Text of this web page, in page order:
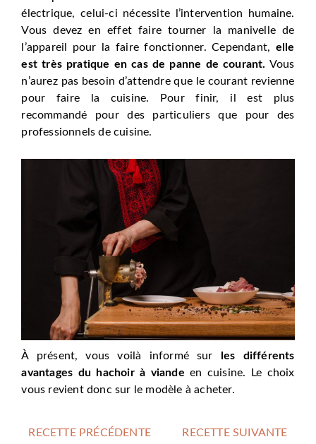
électrique, celui-ci nécessite l’intervention humaine.
Vous devez en effet faire tourner la manivelle de
l’appareil pour la faire fonctionner. Cependant, elle
est très pratique en cas de panne de courant. Vous
n’aurez pas besoin d’attendre que le courant revienne
pour faire la cuisine. Pour finir, il est plus
recommandé pour des particuliers que pour des
professionnels de cuisine.
À présent, vous voilà informé sur les différents
avantages du hachoir à viande en cuisine. Le choix
vous revient donc sur le modèle à acheter.
RECETTE PRÉCÉDENTE RECETTE SUIVANTE